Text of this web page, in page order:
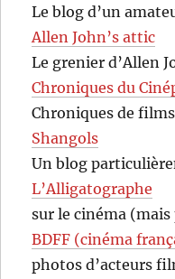
Le blog d’un
Allen John’s attic
Le grenier d’Allen
Chroniques du
Chroniques de
Shangols
Un blog
L’Alligatographe
sur le cinéma
BDFF (cinéma
photos d’acteurs